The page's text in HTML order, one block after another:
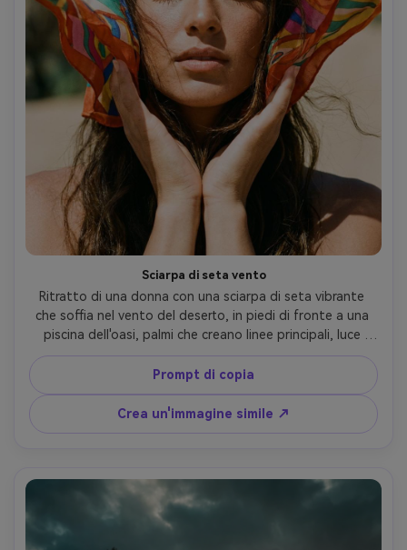
Sciarpa di seta vento
Ritratto di una donna con una sciarpa di seta vibrante
che soffia nel vento del deserto, in piedi di fronte a una
piscina dell'oasi, palmi che creano linee principali, luce
solare ad alto contrasto, scattato su Nikon D850,
105mm, cornice stretta, ciglia taglienti, look di bellezza
editoriale fotorealistico, film caldo Grado- -ar 4:5
Prompt di copia
Crea un'immagine simile ↗